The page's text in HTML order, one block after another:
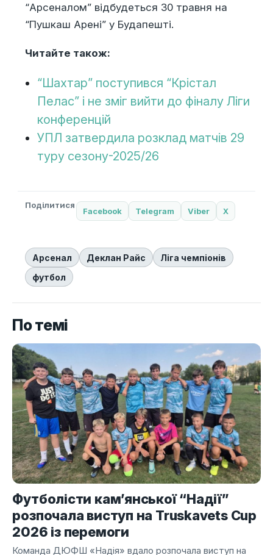
“Арсеналом” відбудеться 30 травня на
“Пушкаш Арені” у Будапешті.
Читайте також:
“Шахтар” поступився “Крістал
Пелас” і не зміг вийти до фіналу Ліги
конференцій
УПЛ затвердила розклад матчів 29
туру сезону-2025/26
Поділитися
Facebook Telegram Viber X
Арсенал Деклан Райс
Ліга чемпіонів
футбол
По темі
Футболісти кам’янської “Надії”
розпочала виступ на Truskavets Cup
2026 із перемоги
Команда ДЮФШ «Надія» вдало розпочала виступ на